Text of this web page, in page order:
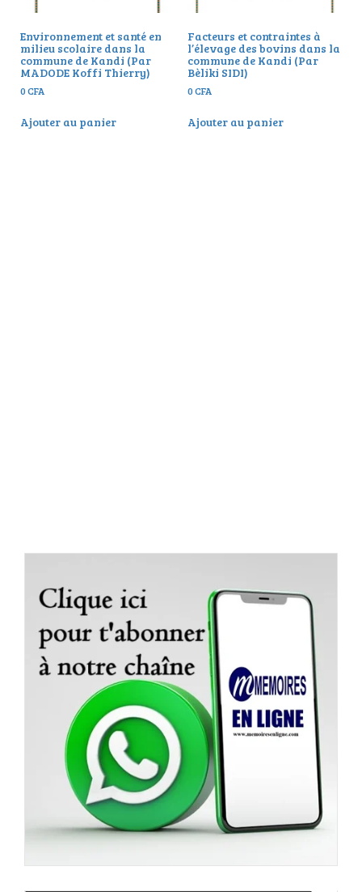
Environnement et santé en
milieu scolaire dans la
commune de Kandi (Par
MADODE Koffi Thierry)
0CFA
Ajouter au panier
Facteurs et contraintes à
l’élevage des bovins dans la
commune de Kandi (Par
Bèliki SIDI)
0CFA
Ajouter au panier